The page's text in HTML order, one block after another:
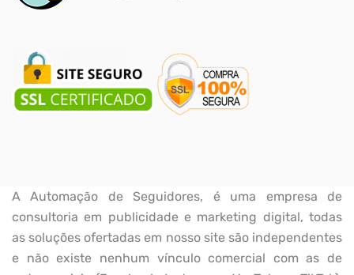
A Automação de Seguidores, é uma empresa de
consultoria em publicidade e marketing digital, todas
as soluções ofertadas em nosso site são independentes
e não existe nenhum vínculo comercial com as de